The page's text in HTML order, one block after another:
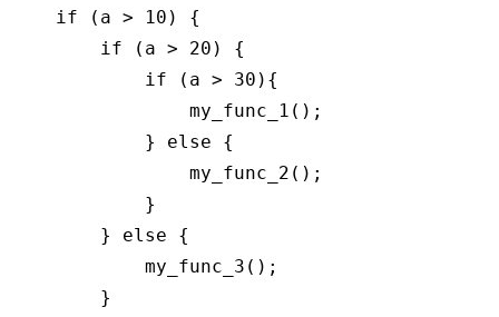
if (a > 10 ) {
if (a > 20 ) {
if (a > 30 ){
                my_func_1();
            }
else {
                my_func_2();
            }
        }
else {
            my_func_3();
        }